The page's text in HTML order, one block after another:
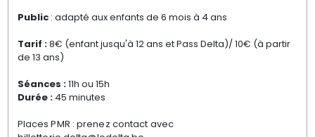
Public : adapté aux enfants de 6 mois à 4 ans
Tarif :8€ (enfant jusqu'à 12 ans et Pass Delta)/ 10€ (à partir
de 13 ans)
Séances :11h ou 15h
Durée :45 minutes
Places PMR : prenez contact avec